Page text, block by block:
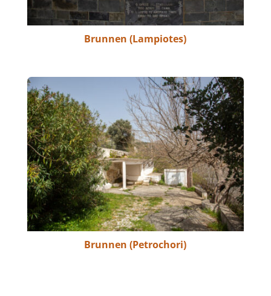
Brunnen (Lampiotes)
Brunnen (Petrochori)